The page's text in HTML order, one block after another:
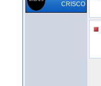
CRISCO